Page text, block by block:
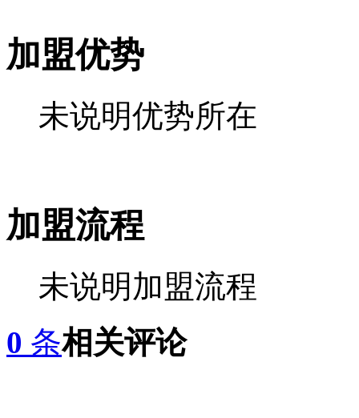
加盟优势
未说明优势所在
加盟流程
未说明加盟流程
0 条相关评论